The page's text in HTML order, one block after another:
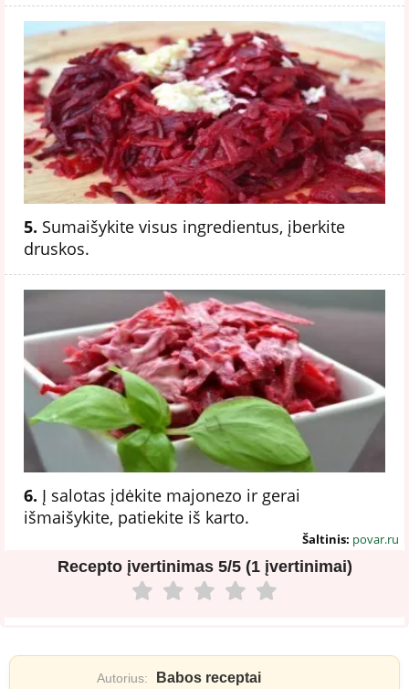
5. Sumaišykite visus ingredientus, įberkite
druskos.
6. Į salotas įdėkite majonezo ir gerai
išmaišykite, patiekite iš karto.
Šaltinis: povar.ru
Recepto įvertinimas 5/5 (1 įvertinimai)
Autorius: Babos receptai